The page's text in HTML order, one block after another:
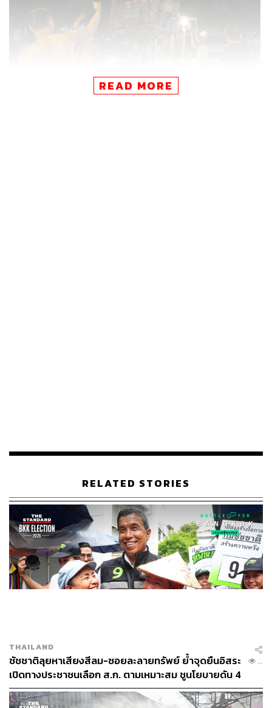
READ MORE
RELATED STORIES
THAILAND
ชัชชาติลุยหาเสียงสีลม-ซอยละลายทรัพย์ ย้ำจุดยืนอิสระ
เปิดทางประชาชนเลือก ส.ก. ตามเหมาะสม ชูนโยบายดัน 4
เทศกาลสู่ระดับโลก
...